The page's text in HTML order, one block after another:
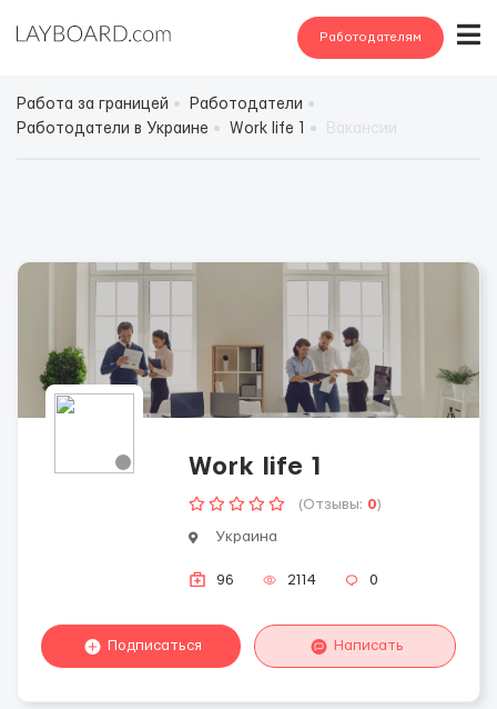
Работодателям
Работа за границей
Работодатели
Работодатели в Украине
Work life 1
Work life 1
(Отзывы: 0)
Украина
96 2114 0
Подписаться Написать